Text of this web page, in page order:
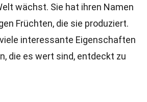
wächst. Sie hat ihren Namen
Früchten, die sie produziert.
interessante Eigenschaften
die es wert sind, entdeckt zu